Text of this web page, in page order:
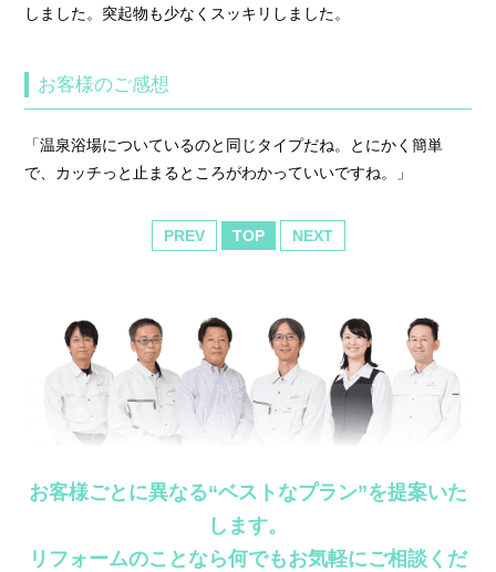
しました。突起物も少なくスッキリしました。
お客様のご感想
「温泉浴場についているのと同じタイプだね。とにかく簡単
で、カッチっと止まるところがわかっていいですね。」
PREV TOP NEXT
お客様ごとに異なる“ベストなプラン”を提案いた
します。
リフォームのことなら何でもお気軽にご相談くだ